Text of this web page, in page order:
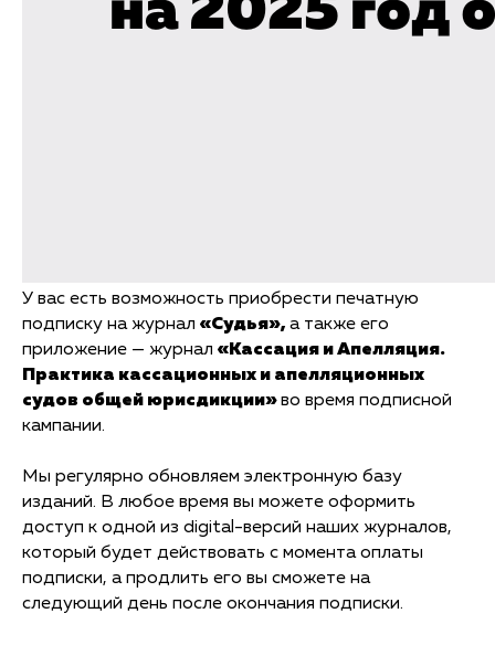
У вас есть возможность приобрести печатную
подписку на журнал «Судья», а также его
приложение — журнал «Кассация и Апелляция.
Практика кассационных и апелляционных
судов общей юрисдикции»во время подписной
кампании.
Мы регулярно обновляем электронную базу
изданий. В любое время вы можете оформить
доступ к одной из digital-версий наших журналов,
который будет действовать с момента оплаты
подписки, а продлить его вы cможете на
следующий день после окончания подписки.